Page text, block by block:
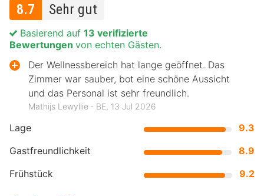
8.7 Sehr gut
Lage
9.3
Gastfreundlichkeit
8.9
Frühstück
9.2
Basierend auf 13 verifizierte
Bewertungen von echten Gästen.
Der Wellnessbereich hat lange geöffnet. Das
Zimmer war sauber, bot eine schöne Aussicht
und das Personal ist sehr freundlich.
Mathijs Lewyllie ‐ BE, 13 Jul 2026